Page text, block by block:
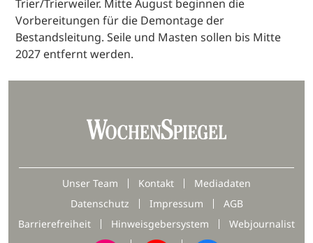
Trier/Trierweiler. Mitte August beginnen die
Vorbereitungen für die Demontage der
Bestandsleitung. Seile und Masten sollen bis Mitte
2027 entfernt werden.
Unser Team Kontakt
Mediadaten
Datenschutz
Impressum
AGB
Barrierefreiheit
Hinweisgebersystem Webjournalist